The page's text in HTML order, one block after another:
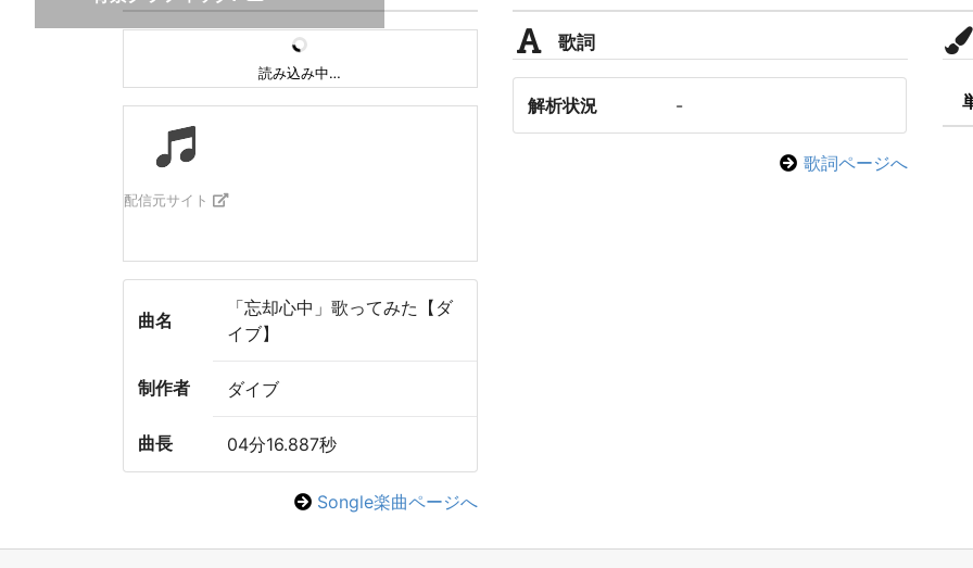
読み込み中…
配信元サイト
曲名
「忘却心中」歌ってみた【ダ
イブ】
制作者 ダイブ
曲長 04分16.887秒
Songle楽曲ページへ
歌詞
解析状況 -
歌詞ページへ